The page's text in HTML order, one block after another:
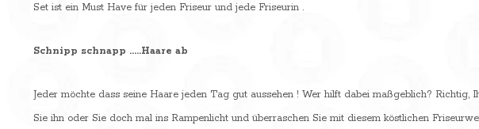
Set ist ein Must Have für jeden Friseur und jede Friseurin .
Schnipp schnapp .....Haare ab
Jeder möchte dass seine Haare jeden Tag gut aussehen ! Wer hilft dabei maßgeblich? Richtig,
Sie ihn oder Sie doch mal ins Rampenlicht und überraschen Sie mit diesem köstlichen